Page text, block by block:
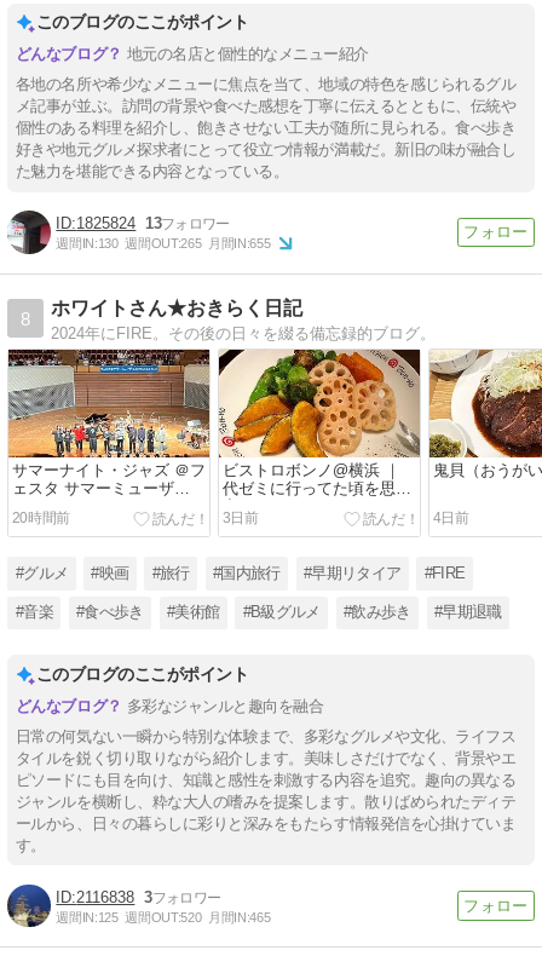
このブログのここがポイント
地元の名店と個性的なメニュー紹介
各地の名所や希少なメニューに焦点を当て、地域の特色を感じられるグル
メ記事が並ぶ。訪問の背景や食べた感想を丁寧に伝えるとともに、伝統や
個性のある料理を紹介し、飽きさせない工夫が随所に見られる。食べ歩き
好きや地元グルメ探求者にとって役立つ情報が満載だ。新旧の味が融合し
た魅力を堪能できる内容となっている。
1825824 13
週間IN:130 週間OUT:265 月間IN:655
8
ホワイトさん★おきらく日記
2024年にFIRE。その後の日々を綴る備忘録的ブログ。
サマーナイト・ジャズ ＠フ
ェスタ サマーミューザ
2026
20時間前
ビストロボンノ@横浜 ｜
代ゼミに行ってた頃を思い
出した
3日前
鬼貝（おうが
4日前
#グルメ #映画 #旅行 #国内旅行 #早期リタイア #FIRE
#音楽 #食べ歩き #美術館 #B級グルメ #飲み歩き #早期退職
このブログのここがポイント
多彩なジャンルと趣向を融合
日常の何気ない一瞬から特別な体験まで、多彩なグルメや文化、ライフス
タイルを鋭く切り取りながら紹介します。美味しさだけでなく、背景やエ
ピソードにも目を向け、知識と感性を刺激する内容を追究。趣向の異なる
ジャンルを横断し、粋な大人の嗜みを提案します。散りばめられたディテ
ールから、日々の暮らしに彩りと深みをもたらす情報発信を心掛けていま
す。
2116838 3
週間IN:125 週間OUT:520 月間IN:465